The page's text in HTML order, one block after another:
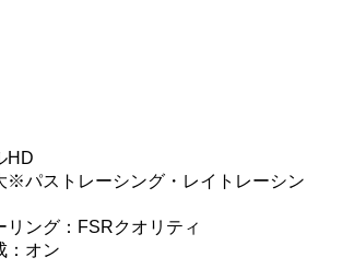
HD
※パストレーシング・レイトレーシン
リング：FSRクオリティ
：オン